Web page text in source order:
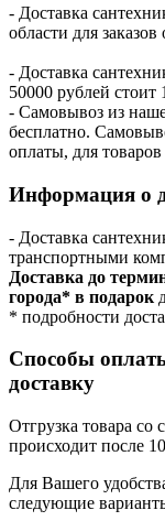
- Доставка
области для
- Доставка
50000 рублей
- Самовывоз из
бесплатно.
оплаты, для
Информация о
- Доставка
транспортными
Доставка до
города* в подарок
* подробности
Способы
доставку
Отгрузка товара со
происходит после
Для Вашего
следующие